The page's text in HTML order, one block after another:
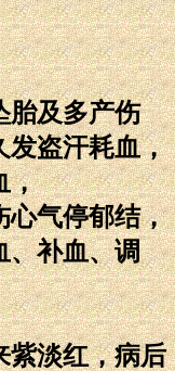
胎及多产伤
发盗汗耗血，
，
心气停郁结，
、补血、调
紫淡红，病后